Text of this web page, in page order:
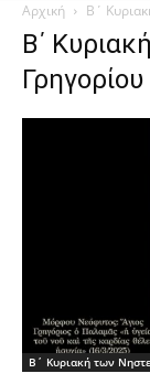
Αρχική Β΄
Β΄
Β΄ Κυριακή των